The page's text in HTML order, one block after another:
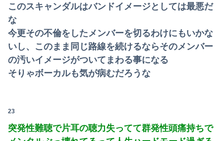
このスキャンダルはバンドイメージとしては最悪だ
な
今更その不倫をしたメンバーを切るわけにもいかな
いし、このまま同じ路線を続けるならそのメンバー
の汚いイメージがついてまわる事になる
そりゃボーカルも気が病むだろうな
23
突発性難聴で片耳の聴力失ってて群発性頭痛持ちで